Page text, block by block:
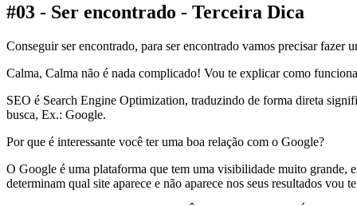
#03 - Ser encontrado - Terceira Dica
Conseguir ser encontrado, para ser encontrado vamos precisar fazer
Calma, Calma não é nada complicado! Vou te explicar como
SEO é Search Engine Optimization, traduzindo de forma direta
busca, Ex.: Google.
Por que é interessante você ter uma boa relação com o Google?
O Google é uma plataforma que tem uma visibilidade muito grande,
determinam qual site aparece e não aparece nos seus resultados vou